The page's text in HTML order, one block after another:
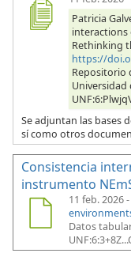
Patricia
interactions
Rethinking
https://
Repositorio
Universidad
Se adjuntan las bases
sí como otros
Consistencia
instrumento
11 feb. 2026 -
Datos